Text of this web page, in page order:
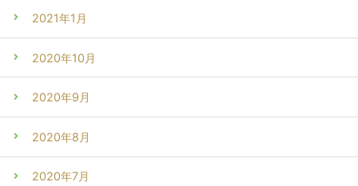
2021年1月
2020年10月
2020年9月
2020年8月
2020年7月